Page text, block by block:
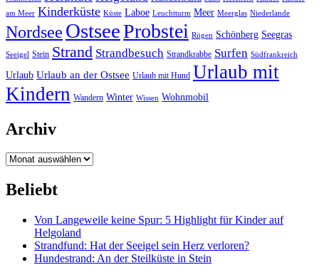
am Meer Kinderküste Küste Laboe Leuchtturm Meer Meerglas Niederlande
Nordsee OstseeProbstei Rügen Schönberg Seegras
Seeigel Stein Strand Strandbesuch Strandkrabbe Surfen Südfrankreich
Urlaub Urlaub an der Ostsee Urlaub mit Hund Urlaub mit
Kindern Wandern Winter Wissen Wohnmobil
Archiv
Archiv
Beliebt
Von Langeweile keine Spur: 5 Highlight für Kinder auf
Helgoland
Strandfund: Hat der Seeigel sein Herz verloren?
Hundestrand: An der Steilküste in Stein